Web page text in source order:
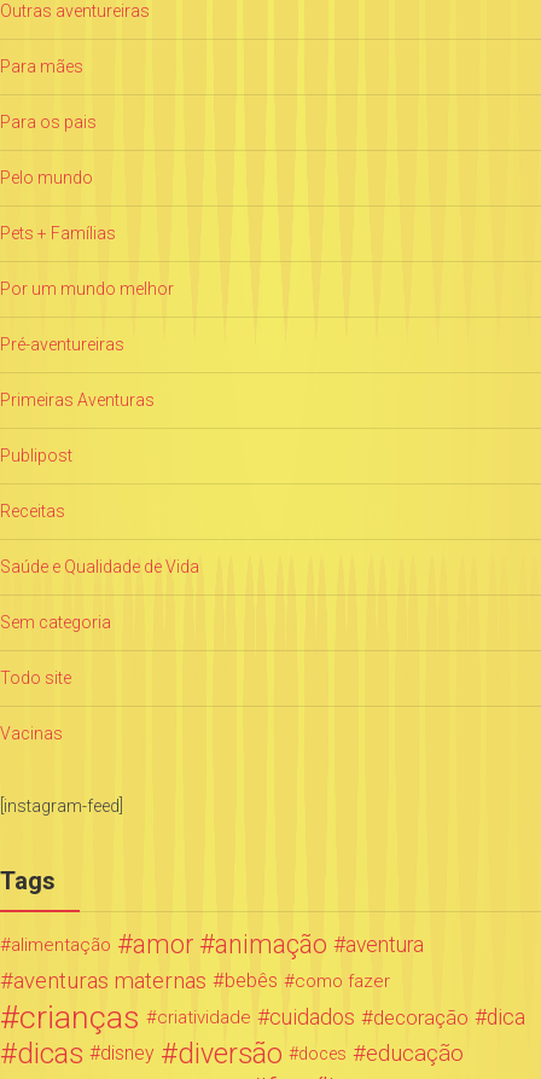
Outras aventureiras
Para mães
Para os pais
Pelo mundo
Pets + Famílias
Por um mundo melhor
Pré-aventureiras
Primeiras Aventuras
Publipost
Receitas
Saúde e Qualidade de Vida
Sem categoria
Todo site
Vacinas
[instagram-feed]
Tags
alimentação amor animação aventura
aventuras maternas bebês como fazer
crianças criatividade cuidados decoração dica
dicas disney diversão doces educação